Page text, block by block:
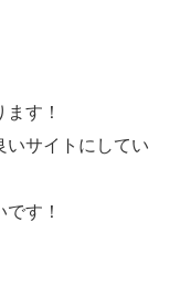
す！
いサイトにしてい
す！